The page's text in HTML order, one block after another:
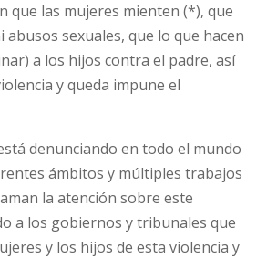
que las mujeres mienten (*), que
abusos sexuales, que lo que hacen
a los hijos contra el padre, así
y queda impune el
denunciando en todo el mundo
ámbitos y múltiples trabajos
la atención sobre este
a los gobiernos y tribunales que
y los hijos de esta violencia y